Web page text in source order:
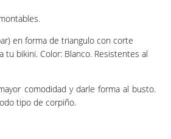
en forma de triangulo con corte
tu bikini. Color: Blanco. Resistentes al
comodidad y darle forma al busto.
tipo de corpiño.